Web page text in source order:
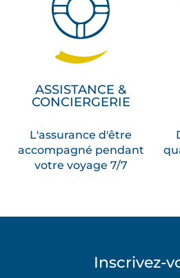
ASSISTANCE &
CONCIERGERIE
L'assurance d'être
accompagné pendant
votre voyage 7/7
Inscrivez-